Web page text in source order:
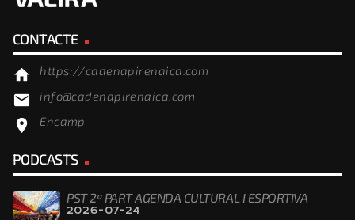
CONTACTE
home https://cadenapirenaica.com
email info@cadenapirenaica.com
location_on Encamp
PODCASTS
PST 2ª PART AGENDA CULTURAL I ESPORTIVA
2026-07-24